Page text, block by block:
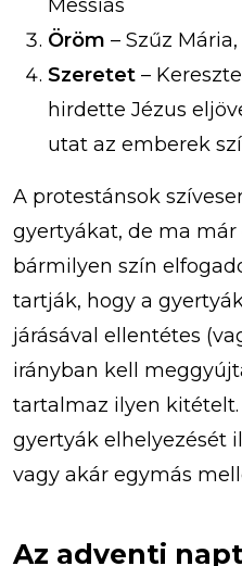
Messiás
Öröm – Szűz
Szeretet –
hirdette Jézus
utat az emberek
A protestánsok
gyertyákat, de ma
bármilyen szín
tartják, hogy a
járásával ellentétes
irányban kell
tartalmaz ilyen kitételt.
gyertyák elhelyezését
vagy akár egymás
Az adventi